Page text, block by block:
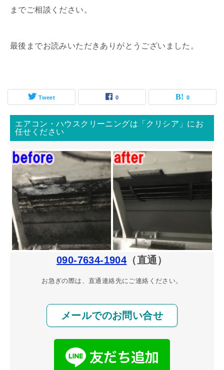
までご相談ください。
最後までお読みいただきありがとうございました。
Tweet 0 0
エアコン・ハウスクリーニングは「クリシア」にお
任せください
090-7634-1904 （直通）
お急ぎの際は、直通連絡先にご連絡ください。
メールでのお問い合せ